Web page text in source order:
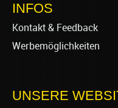
INFOS
Kontakt & Feedback
Werbemöglichkeiten
UNSERE